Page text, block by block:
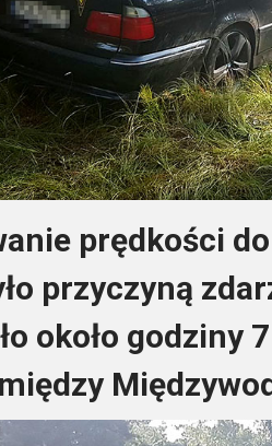
prędkości
przyczyną
około godziny